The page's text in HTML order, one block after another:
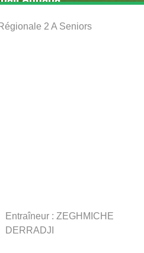
2 A Seniors
Entraîneur : ZEGHMICHE
DERRADJI